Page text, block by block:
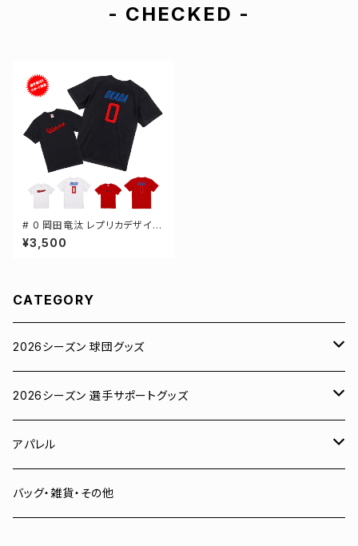
- CHECKED -
# 0 岡田竜汰 レプリカデザイン
3カラー 選手還元 半袖Tシャツ
S-XXXLサイズ 500101
¥3,500
CATEGORY
2026シーズン 球団グッズ
ユニフォーム
Tシャツ
スウェット
2026シーズン 選手サポートグッズ
# 00 蓮
# 0 岡田竜汰
アパレル
スウェット・パーカー
バッグ・雑貨・その他